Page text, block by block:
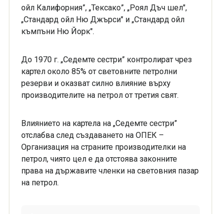
ойл Калифорния”, „Тексако”, „Роял Дъч шел",
„Стандард ойл Ню Джърси" и „Стандард ойл
къмпъни Ню Йорк".
До 1970 г. „Седемте сестри” контролират чрез
картел около 85% от световните петролни
резерви и оказват силно влияние върху
производителите на петрол от третия свят.
Влиянието на картела на „Седемте сестри”
отслабва след създаването на ОПЕК –
Организация на страните производителки на
петрол, чиято цел е да отстоява законните
права на държавите членки на световния пазар
на петрол.